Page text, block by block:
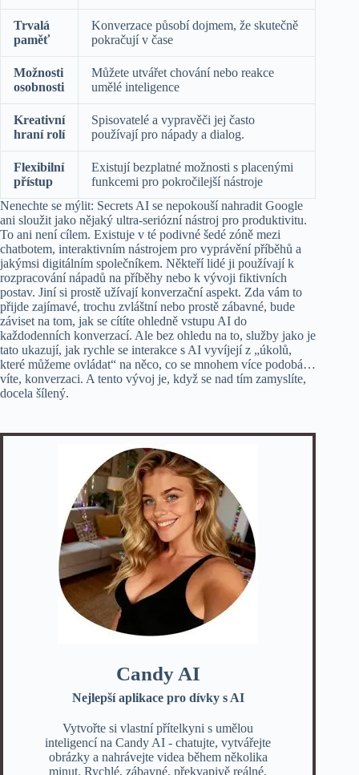
Trvalá
paměť
Konverzace působí dojmem, že skutečně
pokračují v čase
Možnosti
osobnosti
Můžete utvářet chování nebo reakce
umělé inteligence
Kreativní
hraní rolí
Spisovatelé a vypravěči jej často
používají pro nápady a dialog.
Flexibilní
přístup
Existují bezplatné možnosti s placenými
funkcemi pro pokročilejší nástroje
Nenechte se mýlit: Secrets AI se nepokouší nahradit Google
ani sloužit jako nějaký ultra-seriózní nástroj pro produktivitu.
To ani není cílem. Existuje v té podivné šedé zóně mezi
chatbotem, interaktivním nástrojem pro vyprávění příběhů a
jakýmsi digitálním společníkem. Někteří lidé ji používají k
rozpracování nápadů na příběhy nebo k vývoji fiktivních
postav. Jiní si prostě užívají konverzační aspekt. Zda vám to
přijde zajímavé, trochu zvláštní nebo prostě zábavné, bude
záviset na tom, jak se cítíte ohledně vstupu AI do
každodenních konverzací. Ale bez ohledu na to, služby jako je
tato ukazují, jak rychle se interakce s AI vyvíjejí z „úkolů,
které můžeme ovládat“ na něco, co se mnohem více podobá…
víte, konverzaci. A tento vývoj je, když se nad tím zamyslíte,
docela šílený.
Candy AI
Nejlepší aplikace pro dívky s AI
Vytvořte si vlastní přítelkyni s umělou
inteligencí na Candy AI - chatujte, vytvářejte
obrázky a nahrávejte videa během několika
minut. Rychlé, zábavné, překvapivě reálné.